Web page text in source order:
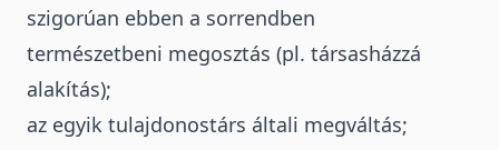
szigorúan ebben a sorrendben
természetbeni megosztás (pl. társasházzá
alakítás);
az egyik tulajdonostárs általi megváltás;